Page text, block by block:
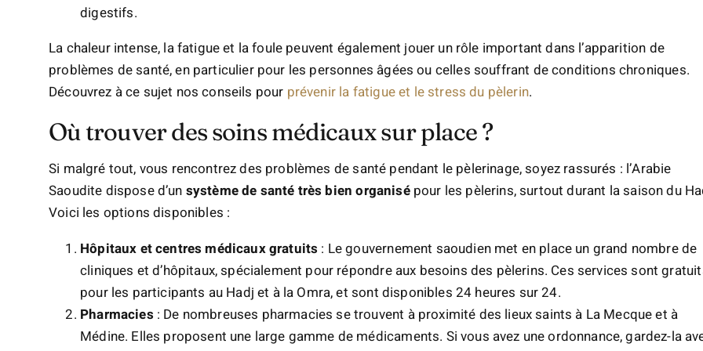
digestifs.
La chaleur intense, la fatigue et la foule peuvent également jouer un rôle important dans l’apparition de
problèmes de santé, en particulier pour les personnes âgées ou celles souffrant de conditions chroniques.
Découvrez à ce sujet nos conseils pour prévenir la fatigue et le stress du pèlerin.
Où trouver des soins médicaux sur place ?
Si malgré tout, vous rencontrez des problèmes de santé pendant le pèlerinage, soyez rassurés : l’Arabie
Saoudite dispose d’un système de santé très bien organisépour les pèlerins, surtout durant la saison du
Voici les options disponibles :
Hôpitaux et centres médicaux gratuits : Le gouvernement saoudien met en place un grand nombre de
cliniques et d’hôpitaux, spécialement pour répondre aux besoins des pèlerins. Ces services sont
pour les participants au Hadj et à la Omra, et sont disponibles 24 heures sur 24.
Pharmacies : De nombreuses pharmacies se trouvent à proximité des lieux saints à La Mecque et à
Médine. Elles proposent une large gamme de médicaments. Si vous avez une ordonnance, gardez-la